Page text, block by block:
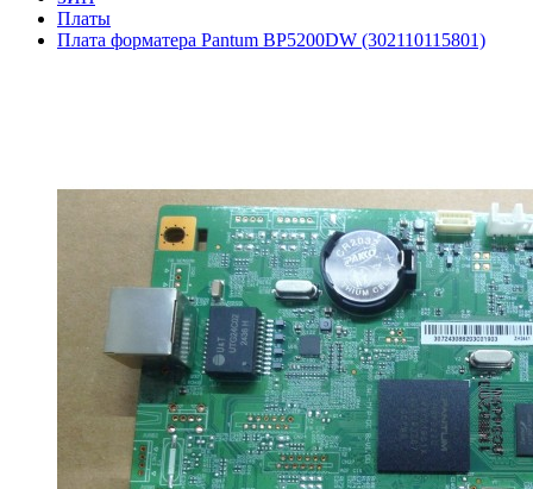
Платы
Плата форматера Pantum BP5200DW (302110115801)